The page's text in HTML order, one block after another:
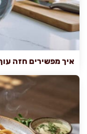
איך מפשירים חזה